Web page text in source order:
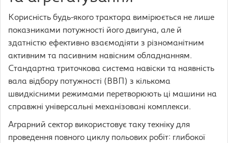
Корисність будь-якого трактора вимірюється не лише
показниками потужності його двигуна, але й
здатністю ефективно взаємодіяти з різноманітним
активним та пасивним навісним обладнанням.
Стандартна триточкова система навіски та наявність
вала відбору потужності (ВВП) з кількома
швидкісними режимами перетворюють ці машини на
справжні універсальні механізовані комплекси.
Аграрний сектор використовує таку техніку для
проведення повного циклу польових робіт: глибокої